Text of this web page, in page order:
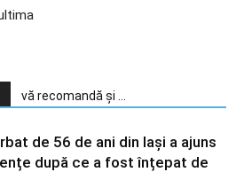
vă recomandă și ...
de 56 de ani din Iași a ajuns
după ce a fost înțepat de